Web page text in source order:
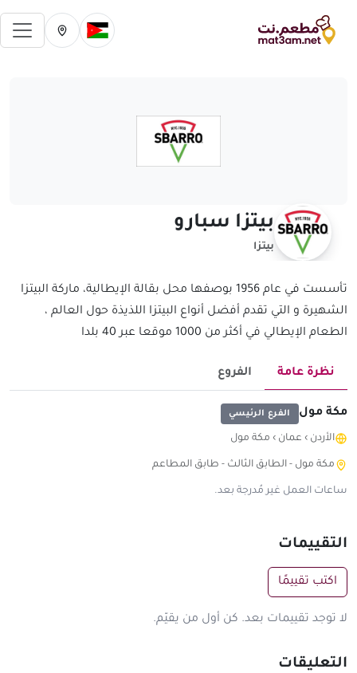
تغيير الدولة الحالية
تغيير المدينة
بيتزا سبارو
بيتزا
تأسست في عام 1956 بوصفها محل بقالة الإيطالية، ماركة البيتزا
الشهيرة و التي تقدم أفضل أنواع البيتزا اللذيذة حول العالم ،
الطعام الإيطالي في أكثر من 1000 موقعا عبر 40 بلدا
نظرة عامة الفروع
مكة مول الفرع الرئيسي
الأردن › عمان › مكة مول
مكة مول - الطابق الثالث - طابق المطاعم
ساعات العمل غير مُدرجة بعد.
التقييمات
اكتب تقييمًا
لا توجد تقييمات بعد. كن أول من يقيّم.
التعليقات